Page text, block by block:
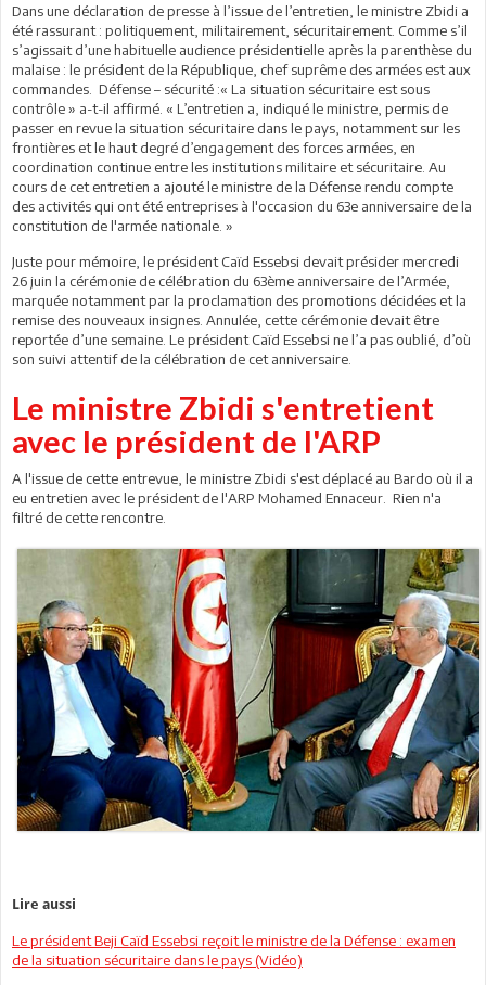
Dans une déclaration de presse à l’issue de l’entretien, le ministre Zbidi a
été rassurant : politiquement, militairement, sécuritairement. Comme s’il
s’agissait d’une habituelle audience présidentielle après la parenthèse du
malaise : le président de la République, chef suprême des armées est aux
commandes. Défense – sécurité :« La situation sécuritaire est sous
contrôle » a-t-il affirmé. « L’entretien a, indiqué le ministre, permis de
passer en revue la situation sécuritaire dans le pays, notamment sur les
frontières et le haut degré d’engagement des forces armées, en
coordination continue entre les institutions militaire et sécuritaire. Au
cours de cet entretien a ajouté le ministre de la Défense rendu compte
des activités qui ont été entreprises à l'occasion du 63e anniversaire de la
constitution de l'armée nationale. »
Juste pour mémoire, le président Caïd Essebsi devait présider mercredi
26 juin la cérémonie de célébration du 63ème anniversaire de l’Armée,
marquée notamment par la proclamation des promotions décidées et la
remise des nouveaux insignes. Annulée, cette cérémonie devait être
reportée d’une semaine. Le président Caïd Essebsi ne l’a pas oublié, d’où
son suivi attentif de la célébration de cet anniversaire.
Le ministre Zbidi s'entretient
avec le président de l'ARP
A l'issue de cette entrevue, le ministre Zbidi s'est déplacé au Bardo où il a
eu entretien avec le président de l'ARP Mohamed Ennaceur. Rien n'a
filtré de cette rencontre.
Lire aussi
Le président Beji Caïd Essebsi reçoit le ministre de la Défense : examen
de la situation sécuritaire dans le pays (Vidéo)